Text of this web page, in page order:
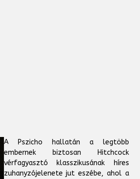
A Pszicho hallatán a legtöbb
embernek biztosan Hitchcock
vérfagyasztó klasszikusának híres
zuhanyzójelenete jut eszébe, ahol a